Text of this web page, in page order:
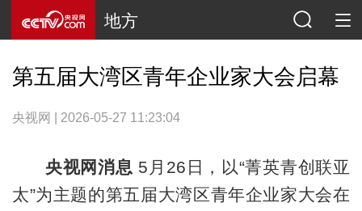
地方
第五届大湾区青年企业家大会启幕
央视网 | 2026-05-27 11:23:04
央视网消息 5月26日，以“菁英青创联亚
太”为主题的第五届大湾区青年企业家大会在